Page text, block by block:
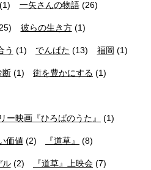
(1) 一矢さんの物語(26)
彼らの生き方(1)
う (1) でんぱた (13) 福岡 (1)
断(1) 街を豊かにする (1)
ー映画『ひろばのうた』 (1)
価値 (2) 『道草』 (8)
ル(2) 『道草』上映会 (7)